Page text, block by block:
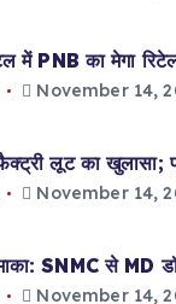
PNB का मेगा रिटेल
November 14,
लूट का खुलासा;
November 14,
SNMC से MD
November 14,